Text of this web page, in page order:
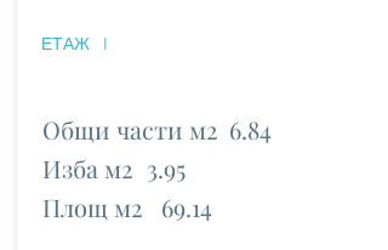
I
ЕТАЖ
Общи части м2
Изба м2
Площ м2
6.84
3.95
69.14